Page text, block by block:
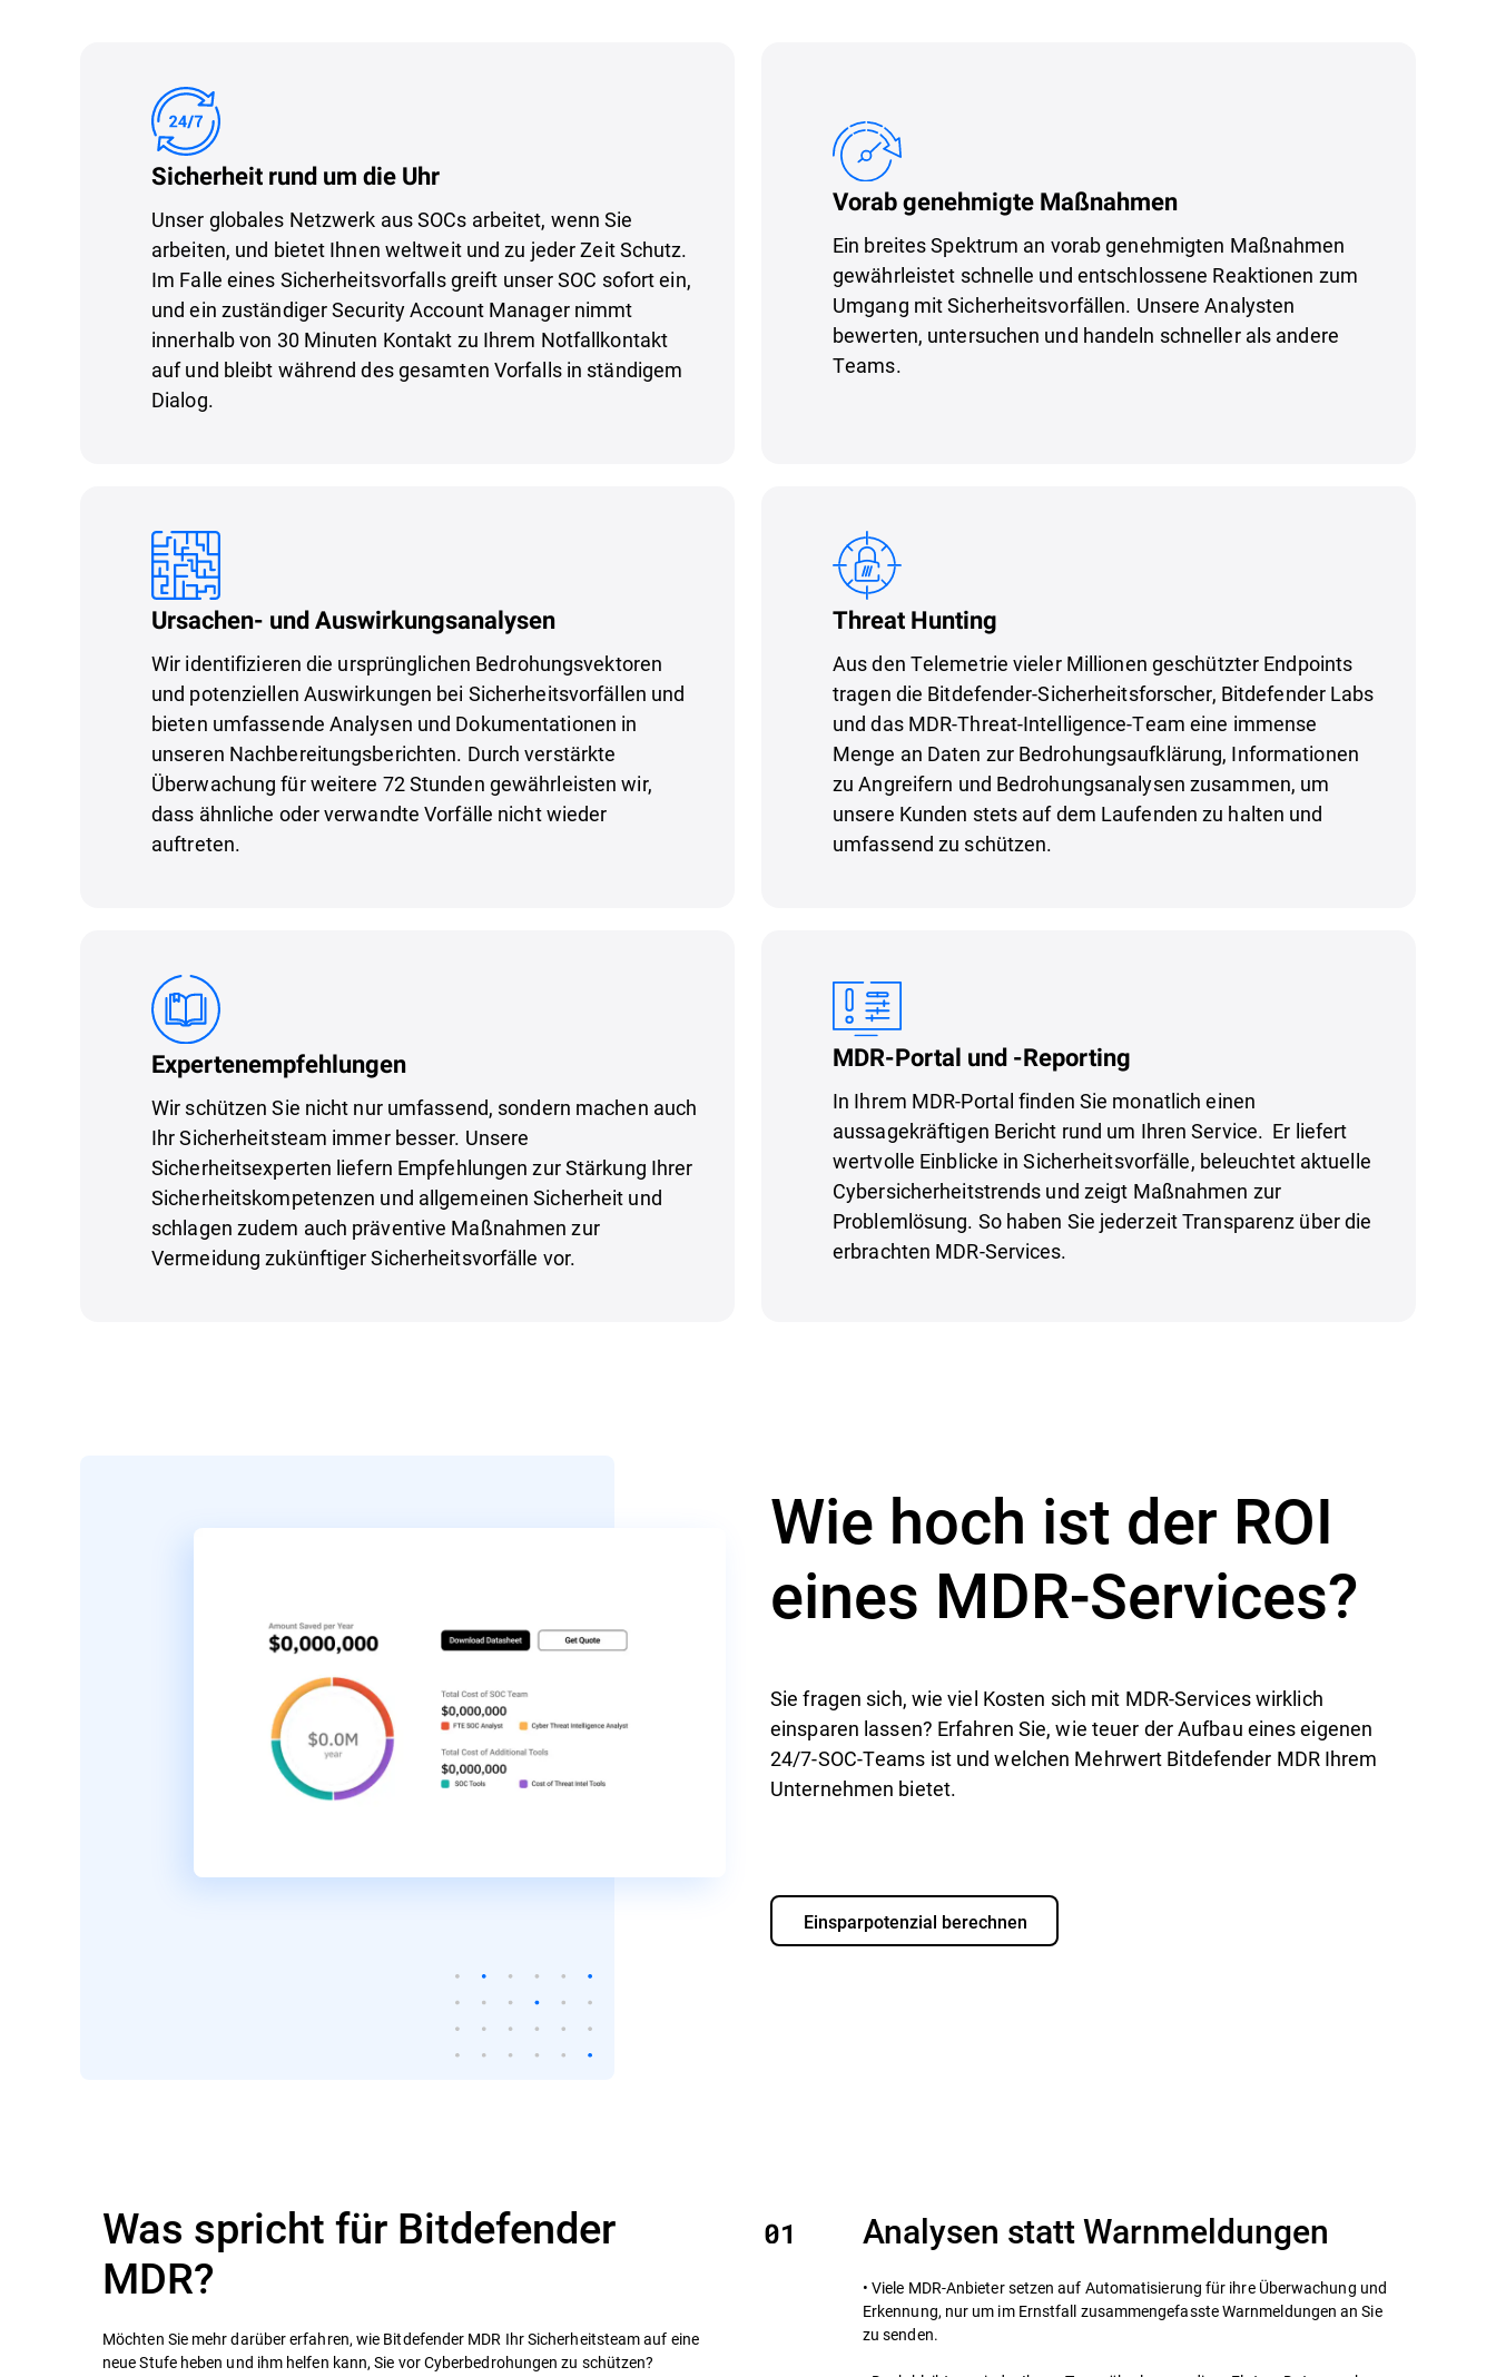
Sicherheit rund um die Uhr
Unser globales Netzwerk aus SOCs arbeitet, wenn Sie
arbeiten, und bietet Ihnen weltweit und zu jeder Zeit Schutz.
Im Falle eines Sicherheitsvorfalls greift unser SOC sofort ein,
und ein zuständiger Security Account Manager nimmt
innerhalb von 30 Minuten Kontakt zu Ihrem Notfallkontakt
auf und bleibt während des gesamten Vorfalls in ständigem
Dialog.
Vorab genehmigte Maßnahmen
Ein breites Spektrum an vorab genehmigten Maßnahmen
gewährleistet schnelle und entschlossene Reaktionen zum
Umgang mit Sicherheitsvorfällen. Unsere Analysten
bewerten, untersuchen und handeln schneller als andere
Teams.
Ursachen- und Auswirkungsanalysen
Wir identifizieren die ursprünglichen Bedrohungsvektoren
und potenziellen Auswirkungen bei Sicherheitsvorfällen und
bieten umfassende Analysen und Dokumentationen in
unseren Nachbereitungsberichten. Durch verstärkte
Überwachung für weitere 72 Stunden gewährleisten wir,
dass ähnliche oder verwandte Vorfälle nicht wieder
auftreten.
Threat Hunting
Aus den Telemetrie vieler Millionen geschützter Endpoints
tragen die Bitdefender-Sicherheitsforscher, Bitdefender Labs
und das MDR-Threat-Intelligence-Team eine immense
Menge an Daten zur Bedrohungsaufklärung, Informationen
zu Angreifern und Bedrohungsanalysen zusammen, um
unsere Kunden stets auf dem Laufenden zu halten und
umfassend zu schützen.
Expertenempfehlungen
Wir schützen Sie nicht nur umfassend, sondern machen auch
Ihr Sicherheitsteam immer besser. Unsere
Sicherheitsexperten liefern Empfehlungen zur Stärkung Ihrer
Sicherheitskompetenzen und allgemeinen Sicherheit und
schlagen zudem auch präventive Maßnahmen zur
Vermeidung zukünftiger Sicherheitsvorfälle vor.
MDR-Portal und -Reporting
In Ihrem MDR-Portal finden Sie monatlich einen
aussagekräftigen Bericht rund um Ihren Service. Er liefert
wertvolle Einblicke in Sicherheitsvorfälle, beleuchtet aktuelle
Cybersicherheitstrends und zeigt Maßnahmen zur
Problemlösung. So haben Sie jederzeit Transparenz über die
erbrachten MDR-Services.
Wie hoch ist der ROI
eines MDR-Services?
Sie fragen sich, wie viel Kosten sich mit MDR-Services wirklich
einsparen lassen? Erfahren Sie, wie teuer der Aufbau eines eigenen
24/7-SOC-Teams ist und welchen Mehrwert Bitdefender MDR Ihrem
Unternehmen bietet.
Einsparpotenzial berechnen
Was spricht für Bitdefender
MDR?
Möchten Sie mehr darüber erfahren, wie Bitdefender MDR Ihr Sicherheitsteam auf eine
neue Stufe heben und ihm helfen kann, Sie vor Cyberbedrohungen zu schützen?​
Analysen statt Warnmeldungen
• Viele MDR-Anbieter setzen auf Automatisierung für ihre Überwachung und
Erkennung, nur um im Ernstfall zusammengefasste Warnmeldungen an Sie
zu senden.